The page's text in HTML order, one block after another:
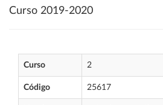
Curso 2019-2020
Curso 2
Código 25617